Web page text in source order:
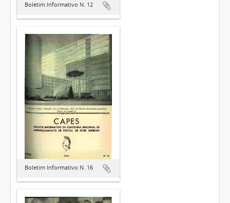
Boletim Informativo N. 12
Boletim Informativo N. 16